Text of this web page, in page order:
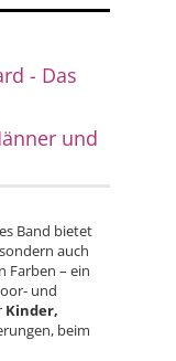
- Das
und
Band bietet
auch
Farben – ein
und
Kinder,
beim